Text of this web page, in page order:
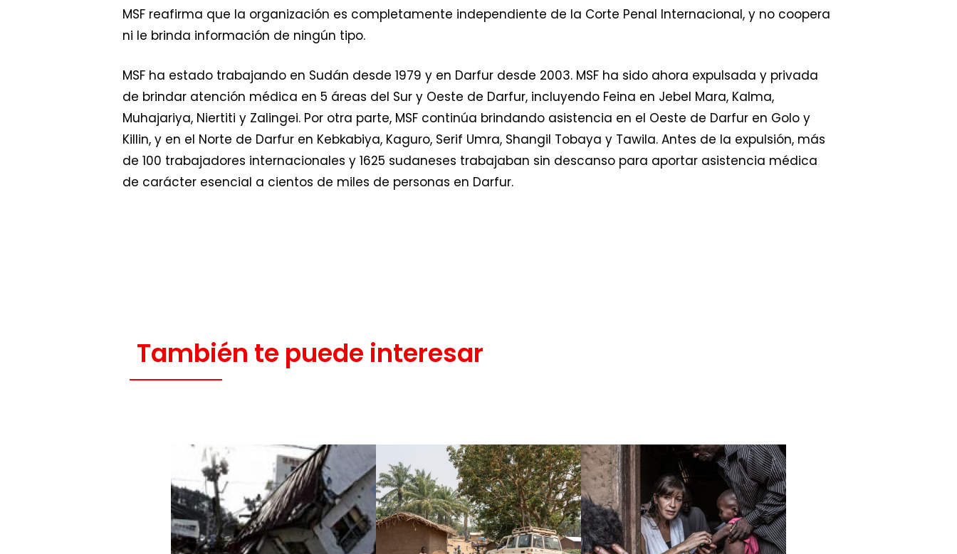
MSF reafirma que la organización es completamente independiente de la Corte Penal Internacional, y no coopera
ni le brinda información de ningún tipo.
MSF ha estado trabajando en Sudán desde 1979 y en Darfur desde 2003. MSF ha sido ahora expulsada y privada
de brindar atención médica en 5 áreas del Sur y Oeste de Darfur, incluyendo Feina en Jebel Mara, Kalma,
Muhajariya, Niertiti y Zalingei. Por otra parte, MSF continúa brindando asistencia en el Oeste de Darfur en Golo y
Killin, y en el Norte de Darfur en Kebkabiya, Kaguro, Serif Umra, Shangil Tobaya y Tawila. Antes de la expulsión, más
de 100 trabajadores internacionales y 1625 sudaneses trabajaban sin descanso para aportar asistencia médica
de carácter esencial a cientos de miles de personas en Darfur.
También te puede interesar